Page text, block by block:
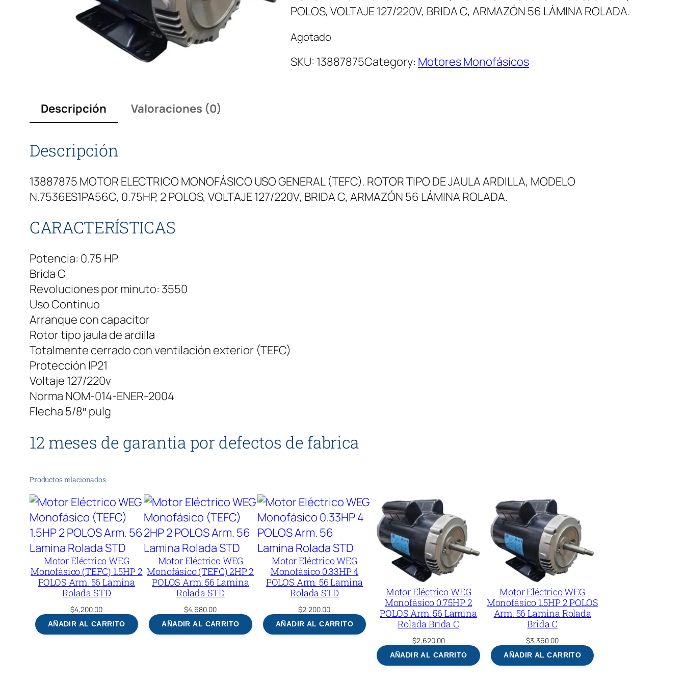
POLOS, VOLTAJE 127/220V, BRIDA C, ARMAZÓN 56 LÁMINA ROLADA.
Agotado
SKU: 13887875Category: Motores Monofásicos
Descripción Valoraciones (0)
Descripción
13887875 MOTOR ELECTRICO MONOFÁSICO USO GENERAL (TEFC). ROTOR TIPO DE JAULA ARDILLA, MODELO
N.7536ES1PA56C, 0.75HP, 2 POLOS, VOLTAJE 127/220V, BRIDA C, ARMAZÓN 56 LÁMINA ROLADA.
CARACTERÍSTICAS
Potencia: 0.75 HP
Brida C
Revoluciones por minuto: 3550
Uso Continuo
Arranque con capacitor
Rotor tipo jaula de ardilla
Totalmente cerrado con ventilación exterior (TEFC)
Protección IP21
Voltaje 127/220v
Norma NOM-014-ENER-2004
Flecha 5/8″ pulg
12 meses de garantia por defectos de fabrica
Productos relacionados
Motor Eléctrico WEG
Monofásico (TEFC) 1.5HP 2
POLOS Arm. 56 Lamina
Rolada STD
$4,200.00
AÑADIR AL CARRITO
Motor Eléctrico WEG
Monofásico (TEFC) 2HP 2
POLOS Arm. 56 Lamina
Rolada STD
$4,680.00
AÑADIR AL CARRITO
Motor Eléctrico WEG
Monofásico 0.33HP 4
POLOS Arm. 56 Lamina
Rolada STD
$2,200.00
AÑADIR AL CARRITO
Motor Eléctrico WEG
Monofásico 0.75HP 2
POLOS Arm. 56 Lamina
Rolada Brida C
$2,620.00
AÑADIR AL CARRITO
Motor Eléctrico WEG
Monofásico 1.5HP 2 POLOS
Arm. 56 Lamina Rolada
Brida C
$3,360.00
AÑADIR AL CARRITO